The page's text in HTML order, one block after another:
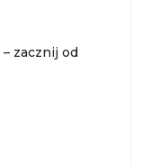
zacznij od